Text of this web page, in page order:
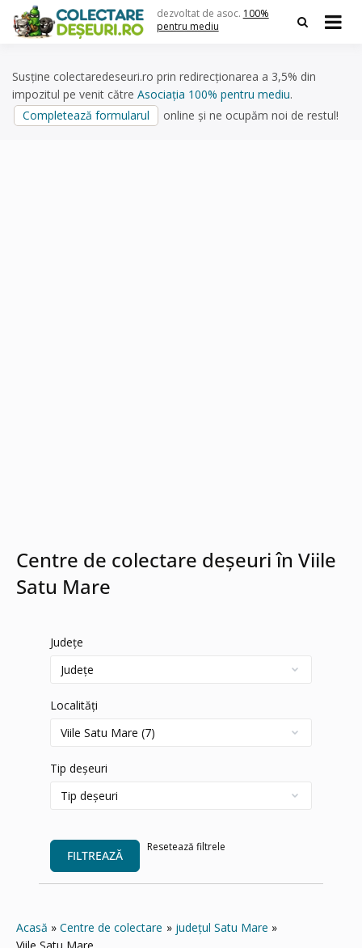
content
dezvoltat de asoc. 100%
pentru mediu
Susține colectaredeseuri.ro prin redirecționarea a 3,5% din
impozitul pe venit către Asociația 100% pentru mediu.
Completează formularul
online și ne ocupăm noi de restul!
Centre de colectare deșeuri în Viile
Satu Mare
Județe
Localități
Tip deșeuri
FILTREAZĂ
Resetează filtrele
Acasă Centre de colectare
județul Satu Mare
Viile Satu Mare